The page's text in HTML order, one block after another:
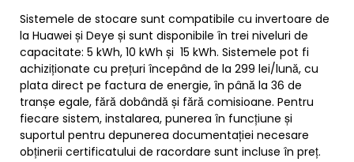
Sistemele de stocare sunt compatibile cu invertoare de
la Huawei și Deye și sunt disponibile în trei niveluri de
capacitate: 5 kWh, 10 kWh și 15 kWh. Sistemele pot fi
achiziționate cu prețuri începând de la 299 lei/lună, cu
plata direct pe factura de energie, în până la 36 de
tranșe egale, fără dobândă și fără comisioane. Pentru
fiecare sistem, instalarea, punerea în funcțiune și
suportul pentru depunerea documentației necesare
obținerii certificatului de racordare sunt incluse în preț.